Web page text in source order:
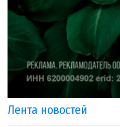
Лента новостей